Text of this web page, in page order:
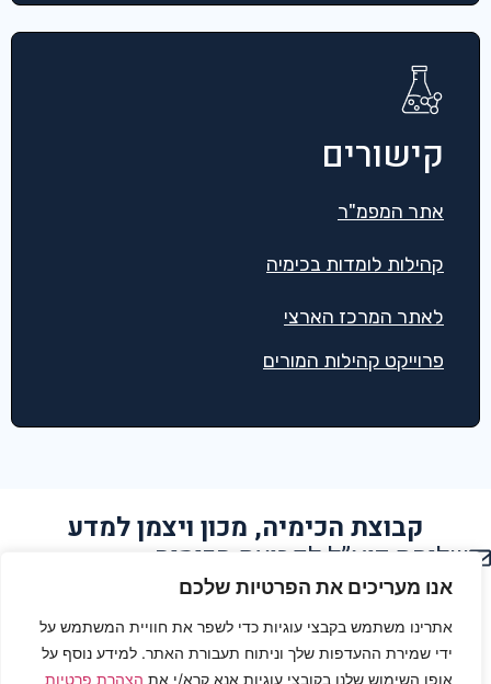
אנו מעריכים את הפרטיות שלכם
אתרינו משתמש בקבצי עוגיות כדי לשפר את חוויית המשתמש על
ידי שמירת ההעדפות שלך וניתוח תעבורת האתר. למידע נוסף על
אופן השימוש שלנו בקובצי עוגיות אנא קרא/י את הצהרת פרטיות
קישורים
אתר המפמ"ר
קהילות לומדות בכימיה
לאתר המרכז הארצי
פרוייקט קהילות המורים
קבוצת הכימיה, מכון ויצמן למדע
שליחת דוא”ל לקבוצת הכימיה
הצהרת נגישות
תנאי שימוש